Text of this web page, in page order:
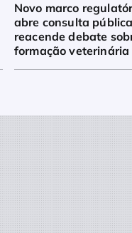
Novo marco
abre consulta
reacende debate
formação veterinária